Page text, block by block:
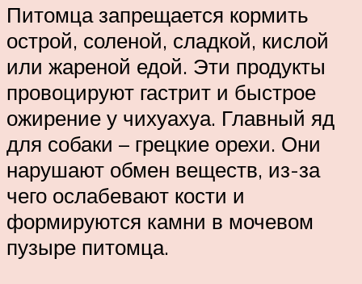
Питомца запрещается кормить
острой, соленой, сладкой, кислой
или жареной едой. Эти продукты
провоцируют гастрит и быстрое
ожирение у чихуахуа. Главный яд
для собаки – грецкие орехи. Они
нарушают обмен веществ, из-за
чего ослабевают кости и
формируются камни в мочевом
пузыре питомца.